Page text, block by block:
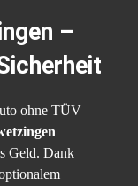
–
ohne TÜV –
Geld. Dank